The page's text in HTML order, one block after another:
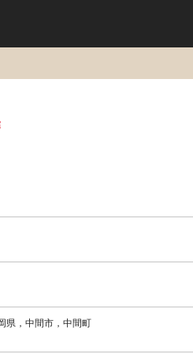
県，中間市，中間町